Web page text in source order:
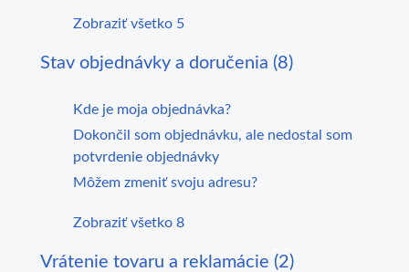
Zobraziť všetko 5
Stav objednávky a doručenia (8)
Kde je moja objednávka?
Dokončil som objednávku, ale nedostal som
potvrdenie objednávky
Môžem zmeniť svoju adresu?
Zobraziť všetko 8
Vrátenie tovaru a reklamácie (2)